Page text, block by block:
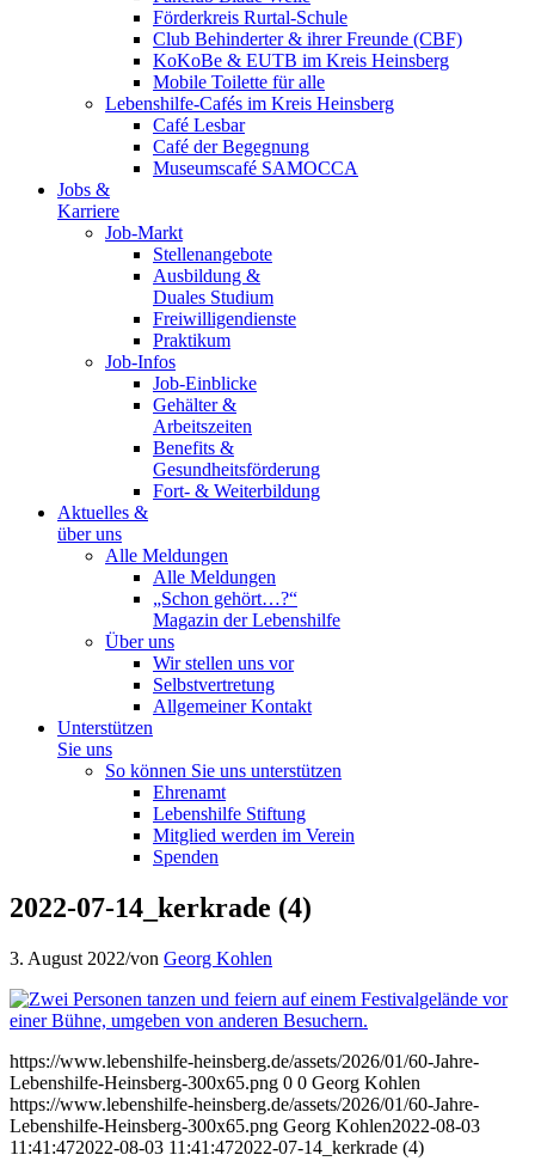
Förderkreis Rurtal-Schule
Club Behinderter & ihrer Freunde (CBF)
KoKoBe & EUTB im Kreis Heinsberg
Mobile Toilette für alle
Lebenshilfe-Cafés im Kreis Heinsberg
Café Lesbar
Café der Begegnung
Museumscafé SAMOCCA
Jobs &
Karriere
Job-Markt
Stellenangebote
Ausbildung &
Duales Studium
Freiwilligendienste
Praktikum
Job-Infos
Job-Einblicke
Gehälter &
Arbeitszeiten
Benefits &
Gesundheitsförderung
Fort- & Weiterbildung
Aktuelles &
über uns
Alle Meldungen
Alle Meldungen
„Schon gehört…?“
Magazin der Lebenshilfe
Über uns
Wir stellen uns vor
Selbstvertretung
Allgemeiner Kontakt
Unterstützen
Sie uns
So können Sie uns unterstützen
Ehrenamt
Lebenshilfe Stiftung
Mitglied werden im Verein
Spenden
2022-07-14_kerkrade (4)
3. August 2022/von Georg Kohlen
https://www.lebenshilfe-heinsberg.de/assets/2026/01/60-Jahre-
Lebenshilfe-Heinsberg-300x65.png 0 0 Georg Kohlen
https://www.lebenshilfe-heinsberg.de/assets/2026/01/60-Jahre-
Lebenshilfe-Heinsberg-300x65.png Georg Kohlen2022-08-03
11:41:472022-08-03 11:41:472022-07-14_kerkrade (4)